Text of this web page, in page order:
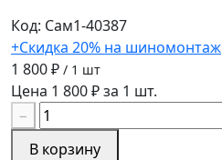
Код: Сам1-40387
+Скидка 20% на шиномонтаж
1 800 ₽ / 1 шт
Цена 1 800 ₽ за 1 шт.
−
В корзину